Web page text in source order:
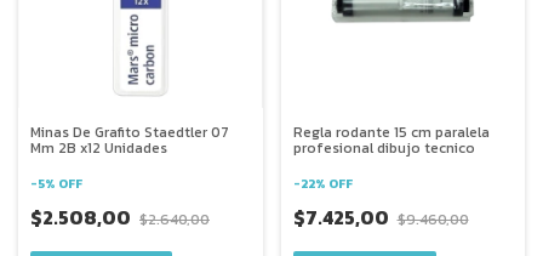
Minas De Grafito Staedtler 07
Mm 2B x12 Unidades
-5% OFF
$2.508,00 $2.640,00
Regla rodante 15 cm paralela
profesional dibujo tecnico
-22% OFF
$7.425,00 $9.460,00